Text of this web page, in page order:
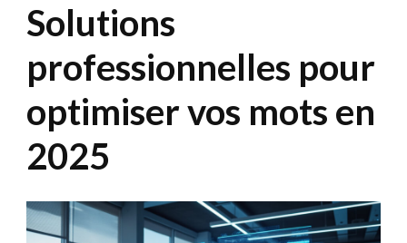
Solutions
professionnelles pour
optimiser vos mots en
2025